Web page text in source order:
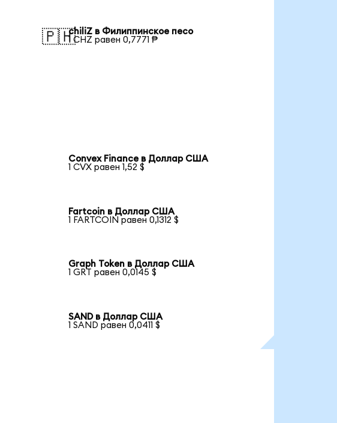
🇵🇭chiliZ в Филиппинское песо
1 CHZ равен 0,7771 ₱
Convex Finance в Доллар США
1 CVX равен 1,52 $
Fartcoin в Доллар США
1 FARTCOIN равен 0,1312 $
Graph Token в Доллар США
1 GRT равен 0,0145 $
SAND в Доллар США
1 SAND равен 0,0411 $